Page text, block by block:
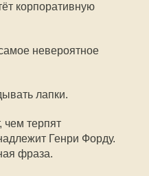
корпоративную
невероятное
лапки.
чем терпят
Генри Форду.
фраза.